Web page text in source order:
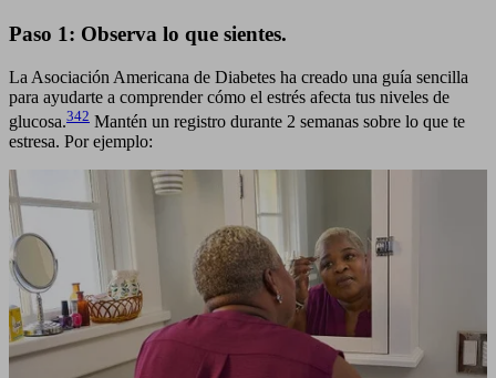
Paso 1: Observa lo que sientes.
La Asociación Americana de Diabetes ha creado una guía sencilla
para ayudarte a comprender cómo el estrés afecta tus niveles de
glucosa.342 Mantén un registro durante 2 semanas sobre lo que te
estresa. Por ejemplo: